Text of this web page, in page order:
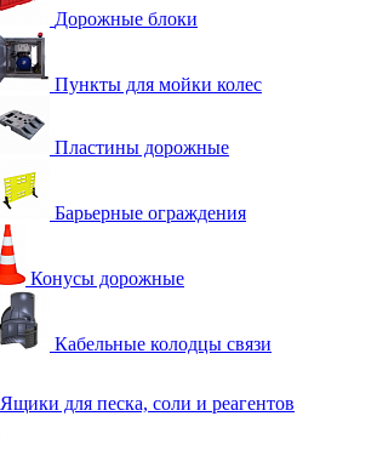
Дорожные блоки
Пункты для мойки колес
Пластины дорожные
Барьерные ограждения
Конусы дорожные
Кабельные колодцы связи
Ящики для песка, соли и реагентов